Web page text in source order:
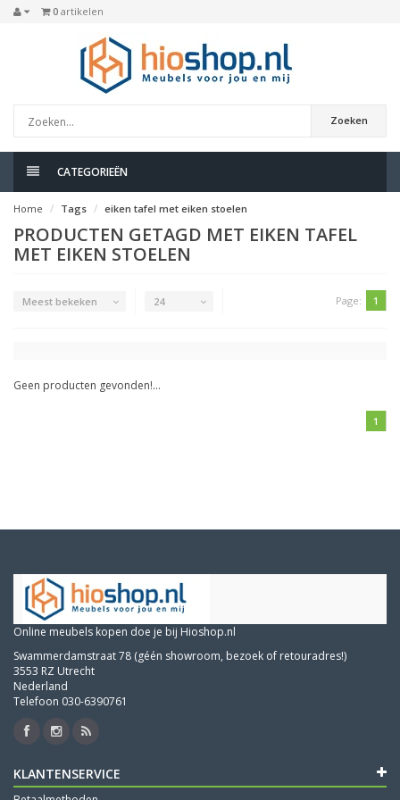
0 artikelen
Zoeken
CATEGORIEËN
Home Tags eiken tafel met eiken stoelen
PRODUCTEN GETAGD MET EIKEN TAFEL
MET EIKEN STOELEN
Meest bekeken 24 Page: 1
Geen producten gevonden!...
1
Online meubels kopen doe je bij Hioshop.nl
Swammerdamstraat 78 (géén showroom, bezoek of retouradres!)
3553 RZ Utrecht
Nederland
Telefoon 030-6390761
KLANTENSERVICE